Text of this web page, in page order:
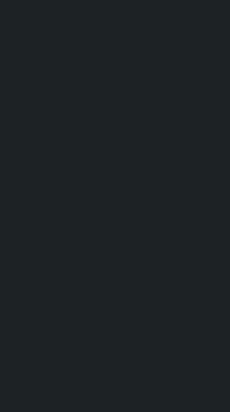
समाजवाद
लोकतान्त्रिक
दिगो शान्ति